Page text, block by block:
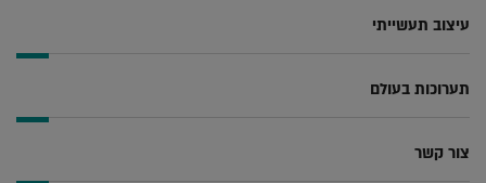
עיצוב תעשייתי
תערוכות בעולם
צור קשר